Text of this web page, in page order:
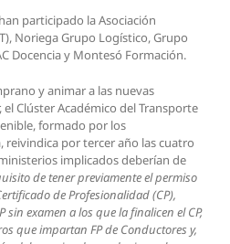
participado la Asociación
Noriega Grupo Logístico, Grupo
Docencia y Montesó Formación.
y animar a las nuevas
Clúster Académico del Transporte
formado por los
reivindica por tercer año las cuatro
implicados deberían de
de tener previamente el permiso
de Profesionalidad (CP),
examen a los que la finalicen el CP,
que impartan FP de Conductores y,